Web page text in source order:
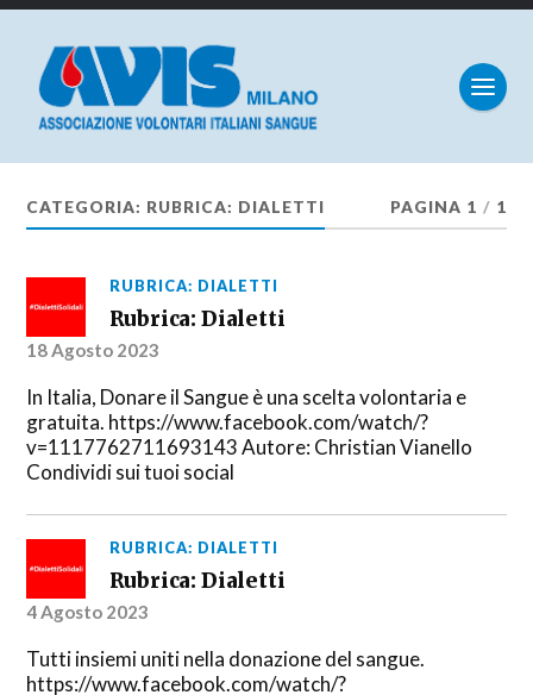
CATEGORIA: RUBRICA: DIALETTI PAGINA 1 / 1
RUBRICA: DIALETTI
Rubrica: Dialetti
18 Agosto 2023
In Italia, Donare il Sangue è una scelta volontaria e
gratuita. https://www.facebook.com/watch/?
v=1117762711693143 Autore: Christian Vianello
Condividi sui tuoi social
RUBRICA: DIALETTI
Rubrica: Dialetti
4 Agosto 2023
Tutti insiemi uniti nella donazione del sangue.
https://www.facebook.com/watch/?